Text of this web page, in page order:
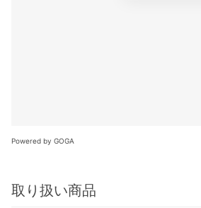
Powered by GOGA
取り扱い商品